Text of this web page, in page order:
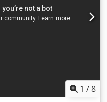
thickness Spray
Air flow regulation
Process Sequence 1.
European windows
internal opening painting
1 /8